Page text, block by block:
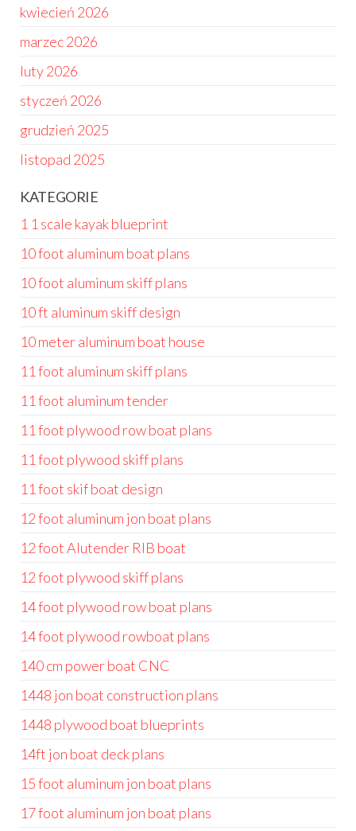
kwiecień 2026
marzec 2026
luty 2026
styczeń 2026
grudzień 2025
listopad 2025
KATEGORIE
1 1 scale kayak blueprint
10 foot aluminum boat plans
10 foot aluminum skiff plans
10 ft aluminum skiff design
10 meter aluminum boat house
11 foot aluminum skiff plans
11 foot aluminum tender
11 foot plywood row boat plans
11 foot plywood skiff plans
11 foot skif boat design
12 foot aluminum jon boat plans
12 foot Alutender RIB boat
12 foot plywood skiff plans
14 foot plywood row boat plans
14 foot plywood rowboat plans
140 cm power boat CNC
1448 jon boat construction plans
1448 plywood boat blueprints
14ft jon boat deck plans
15 foot aluminum jon boat plans
17 foot aluminum jon boat plans